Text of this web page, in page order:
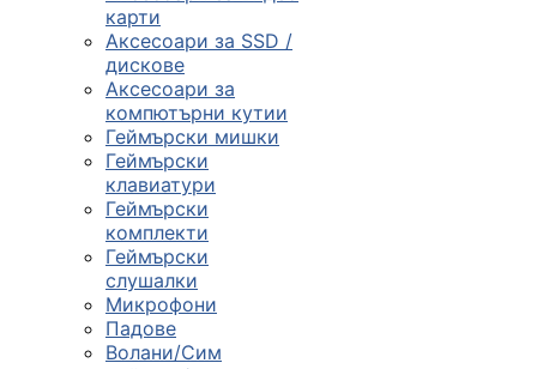
карти
Аксесоари за SSD /
дискове
Аксесоари за
компютърни кутии
Геймърски мишки
Геймърски
клавиатури
Геймърски
комплекти
Геймърски
слушалки
Микрофони
Падове
Волани/Сим